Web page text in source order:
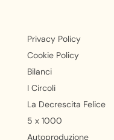
Privacy Policy
Cookie Policy
Bilanci
I Circoli
La Decrescita Felice
5 x 1000
Autoproduzione